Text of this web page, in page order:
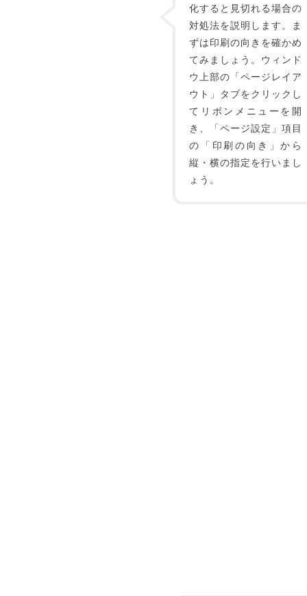
化すると見切れる場合の
対処法を説明します。ま
ずは印刷の向きを確かめ
てみましょう。ウィンド
ウ上部の「ページレイア
ウト」タブをクリックし
てリボンメニューを開
き、「ページ設定」項目
の「印刷の向き」から
縦・横の指定を行いまし
ょう。